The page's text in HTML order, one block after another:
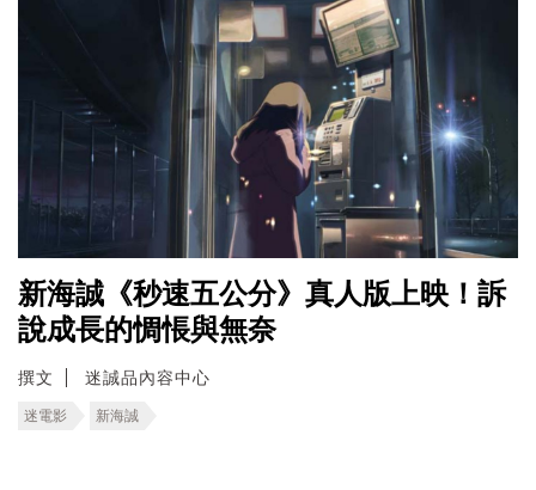
新海誠《秒速五公分》真人版上映！訴
說成長的惆悵與無奈
撰文 迷誠品內容中心
迷電影 新海誠